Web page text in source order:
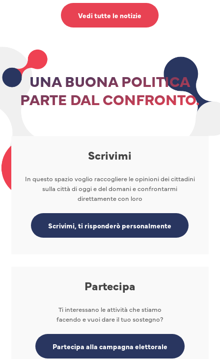
Vedi tutte le notizie
UNA BUONA POLITICA
PARTE DAL CONFRONTO.
Scrivimi
In questo spazio voglio raccogliere le opinioni dei cittadini
sulla città di oggi e del domani e confrontarmi
direttamente con loro
Scrivimi, ti risponderò personalmente
Partecipa
Ti interessano le attività che stiamo
facendo e vuoi dare il tuo sostegno?
Partecipa alla campagna elettorale